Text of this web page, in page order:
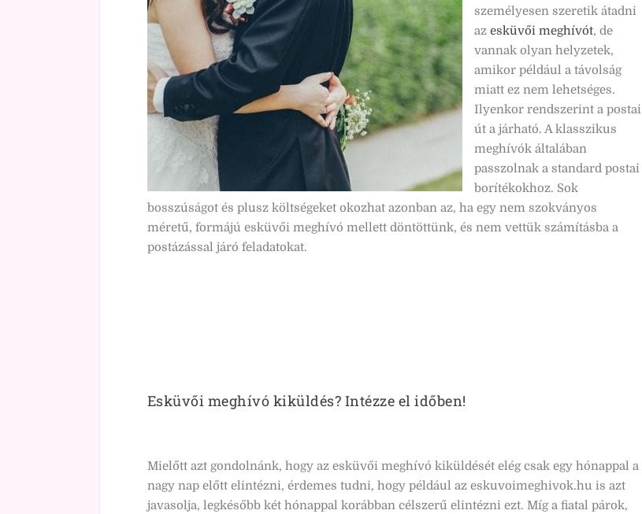
személyesen szeretik átadni
az esküvői meghívót, de
vannak olyan helyzetek,
amikor például a távolság
miatt ez nem lehetséges.
Ilyenkor rendszerint a postai
út a járható. A klasszikus
meghívók általában
passzolnak a standard postai
borítékokhoz. Sok
bosszúságot és plusz költségeket okozhat azonban az, ha egy nem szokványos
méretű, formájú esküvői meghívó mellett döntöttünk, és nem vettük számításba a
postázással járó feladatokat.
Esküvői meghívó kiküldés? Intézze el időben!
Mielőtt azt gondolnánk, hogy az esküvői meghívó kiküldését elég csak egy hónappal a
nagy nap előtt elintézni, érdemes tudni, hogy például az eskuvoimeghivok.hu is azt
javasolja, legkésőbb két hónappal korábban célszerű elintézni ezt. Míg a fiatal párok,